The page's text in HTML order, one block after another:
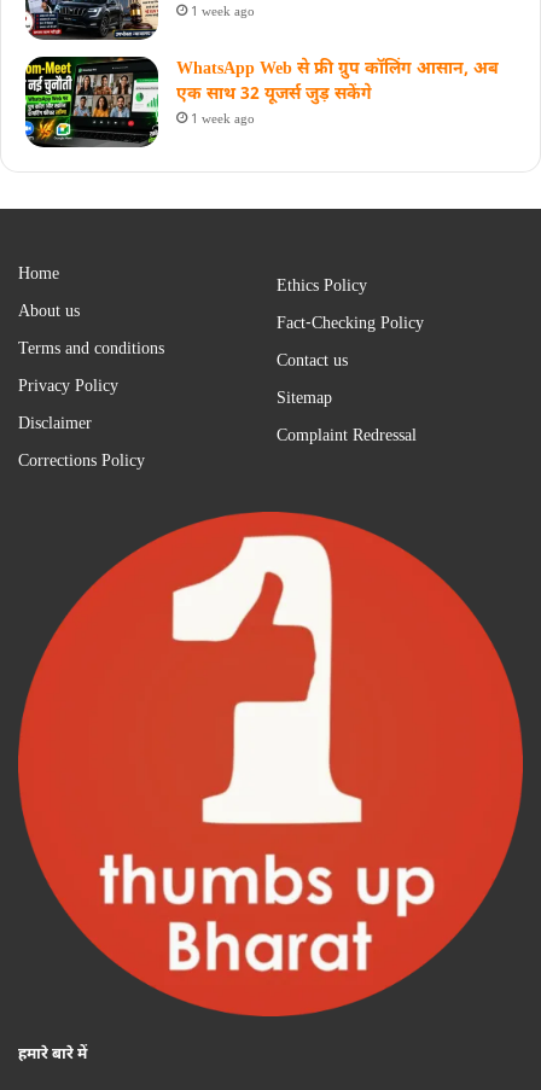
1 week ago
WhatsApp Web से फ्री ग्रुप कॉलिंग आसान, अब
एक साथ 32 यूजर्स जुड़ सकेंगे
1 week ago
Home
About us
Terms and conditions
Privacy Policy
Disclaimer
Corrections Policy
Ethics Policy
Fact-Checking Policy
Contact us
Sitemap
Complaint Redressal
हमारे बारे में